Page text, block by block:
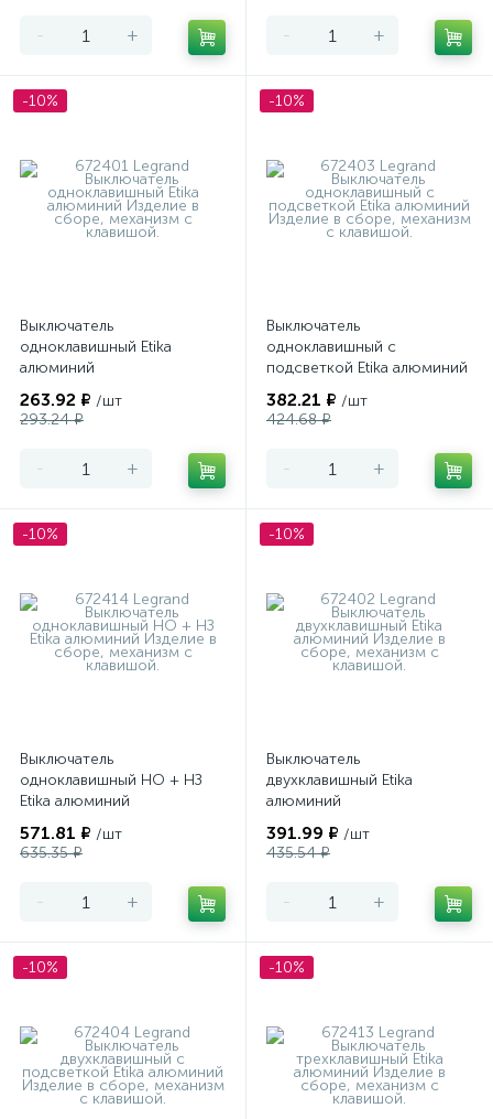
- + - +
-10%
Выключатель
одноклавишный Etika
алюминий
263.92 ₽ /шт
293.24 ₽
- +
-10%
Выключатель
одноклавишный с
подсветкой Etika алюминий
382.21 ₽ /шт
424.68 ₽
- +
-10%
Выключатель
одноклавишный НО + НЗ
Etika алюминий
571.81 ₽ /шт
635.35 ₽
- +
-10%
Выключатель
двухклавишный Etika
алюминий
391.99 ₽ /шт
435.54 ₽
- +
-10% -10%